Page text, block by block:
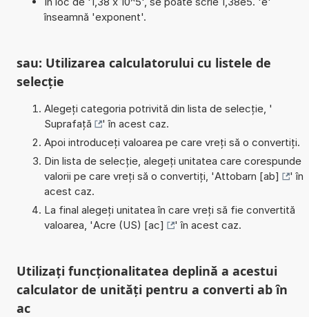
înseamnă 'exponent'.
sau: Utilizarea calculatorului cu listele de
selecție
Alegeți categoria potrivită din lista de selecție, '
Suprafață
' în acest caz.
Apoi introduceți valoarea pe care vreți să o convertiți.
Din lista de selecție, alegeți unitatea care corespunde
valorii pe care vreți să o convertiți, 'Attobarn [ab]
' în
acest caz.
La final alegeți unitatea în care vreți să fie convertită
valoarea, 'Acre (US) [ac] ' în acest caz.
Utilizați funcționalitatea deplină a acestui
calculator de unități pentru a converti ab în
ac